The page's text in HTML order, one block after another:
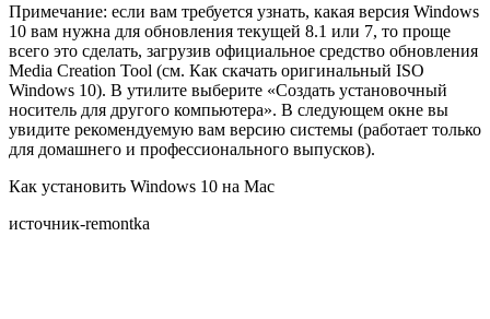
Примечание: если вам требуется узнать, какая версия Windows
10 вам нужна для обновления текущей 8.1 или 7, то проще
всего это сделать, загрузив официальное средство обновления
Media Creation Tool (см. Как скачать оригинальный ISO
Windows 10). В утилите выберите «Создать установочный
носитель для другого компьютера». В следующем окне вы
увидите рекомендуемую вам версию системы (работает только
для домашнего и профессионального выпусков).
Как установить Windows 10 на Mac
источник-remontka